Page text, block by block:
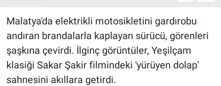
Malatya'da elektrikli motosikletini gardırobu
andıran brandalarla kaplayan sürücü, görenleri
şaşkına çevirdi. İlginç görüntüler, Yeşilçam
klasiği Sakar Şakir filmindeki 'yürüyen dolap'
sahnesini akıllara getirdi.